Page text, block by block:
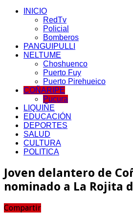
INICIO
RedTv
Policial
Bomberos
PANGUIPULLI
NELTUME
Choshuenco
Puerto Fuy
Puerto Pirehueico
COÑARIPE
Pucura
LIQUIÑE
EDUCACIÓN
DEPORTES
SALUD
CULTURA
POLITICA
Joven delantero de
nominado a La Rojita
Compartir